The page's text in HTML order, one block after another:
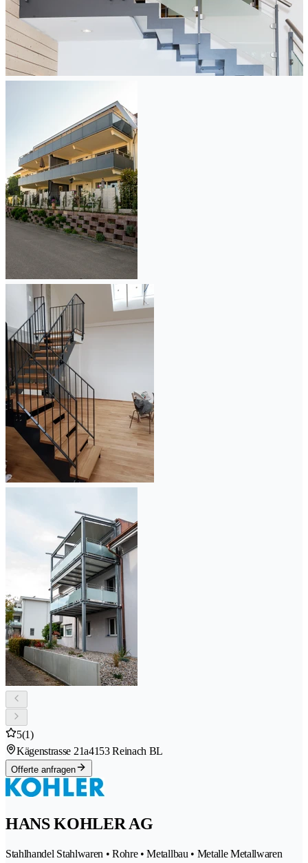
5(1)
Kägenstrasse 21a4153 Reinach BL
Offerte anfragen
HANS KOHLER AG
Stahlhandel Stahlwaren • Rohre • Metallbau • Metalle Metallwaren